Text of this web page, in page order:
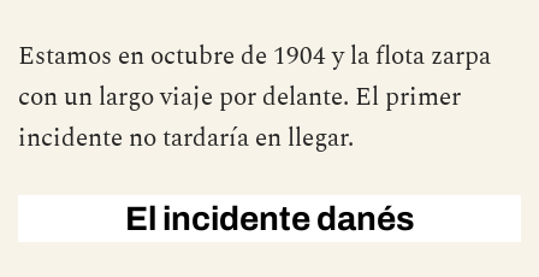
Estamos en octubre de 1904 y la flota zarpa
con un largo viaje por delante. El primer
incidente no tardaría en llegar.
El incidente danés